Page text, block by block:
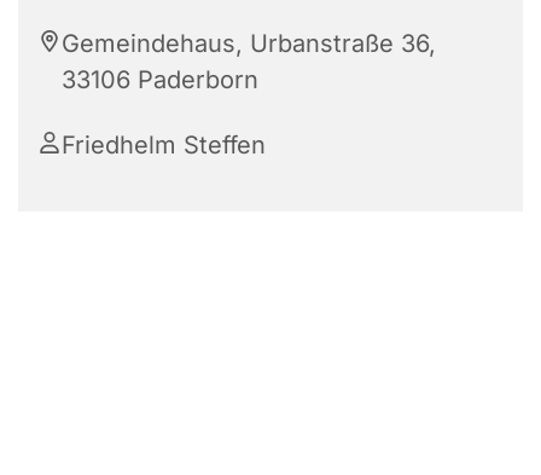
Gemeindehaus, Urbanstraße 36,
33106 Paderborn
Friedhelm Steffen